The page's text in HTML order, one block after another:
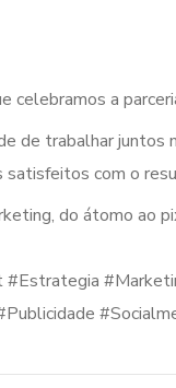
celebramos a
de trabalhar
satisfeitos com o
do átomo ao